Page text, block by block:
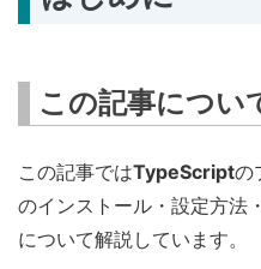
この記事につい
この記事ではTypeScriptの
のインストール・設定方法
について解説しています。